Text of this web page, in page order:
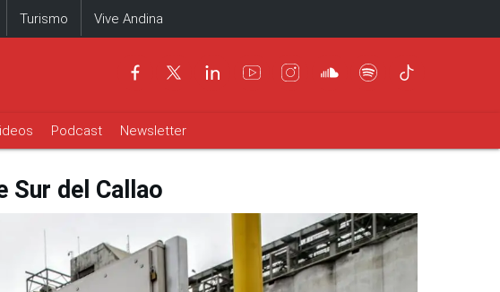
Turismo Vive Andina
Podcast Newsletter
Sur del Callao